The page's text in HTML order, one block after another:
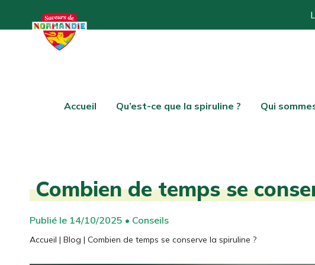
Accueil Qu’est-ce que la spiruline ? Qui
Combien de temps se
Publié le 14/10/2025 • Conseils
Accueil | Blog | Combien de temps se conserve la spiruline ?